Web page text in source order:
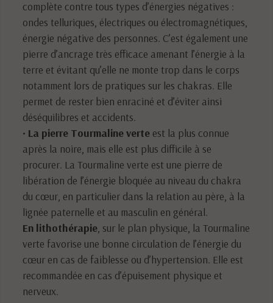
complète contre tous types d’énergies négatives :
ondes telluriques, électriques ou électromagnétiques,
énergie négative des personnes. C’est également une
pierre d’ancrage très efficace amenant l’énergie à la
terre et évitant qu’elle ne monte trop dans le corps
notamment lors de pratiques sur les chakras. Elle
permet de rester bien enraciné et d’éviter ainsi
déséquilibres et accidents.
• La pierre Tourmaline verte est la plus connue
après la noire, mais elle est plus difficile à se
procurer. La Tourmaline verte est une pierre de
libération de l’énergie bloquée au niveau du chakra
du cœur, en particulier dans la relation au père, à la
lignée paternelle et au masculin en général.
En lithothérapie , sur le plan physique, la Tourmaline
verte favorise une bonne circulation de l’énergie du
cœur en cas de faiblesse ou d’hypertension. Elle est
recommandée en cas d’épuisement physique et
nerveux.